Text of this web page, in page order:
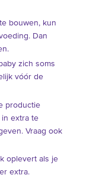
bouwen, kun
Dan
zich soms
vóór de
productie
extra te
Vraag ook
oplevert als je
extra.